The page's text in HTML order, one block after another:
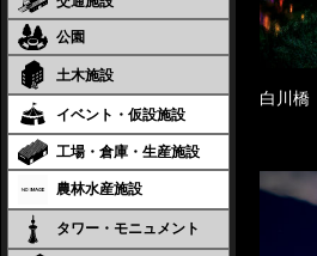
公園
土木施設
イベント・仮設施設
工場・倉庫・生産施設
農林水産施設
タワー・モニュメント
白川橋